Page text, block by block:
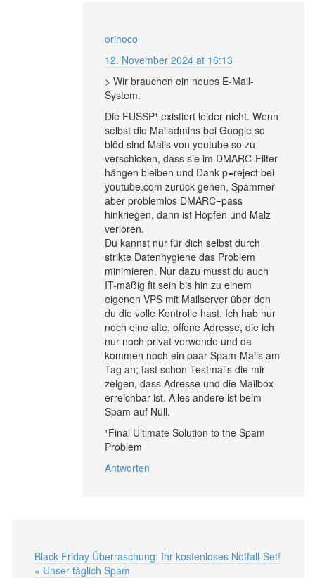
orinoco
12. November 2024 at 16:13
> Wir brauchen ein neues E-Mail-
System.
Die FUSSP¹ existiert leider nicht. Wenn
selbst die Mailadmins bei Google so
blöd sind Mails von youtube so zu
verschicken, dass sie im DMARC-Filter
hängen bleiben und Dank p=reject bei
youtube.com zurück gehen, Spammer
aber problemlos DMARC=pass
hinkriegen, dann ist Hopfen und Malz
verloren.
Du kannst nur für dich selbst durch
strikte Datenhygiene das Problem
minimieren. Nur dazu musst du auch
IT-mäßig fit sein bis hin zu einem
eigenen VPS mit Mailserver über den
du die volle Kontrolle hast. Ich hab nur
noch eine alte, offene Adresse, die ich
nur noch privat verwende und da
kommen noch ein paar Spam-Mails am
Tag an; fast schon Testmails die mir
zeigen, dass Adresse und die Mailbox
erreichbar ist. Alles andere ist beim
Spam auf Null.
¹Final Ultimate Solution to the Spam
Problem
Antworten
Black Friday Überraschung: Ihr kostenloses Notfall-Set!
« Unser täglich Spam